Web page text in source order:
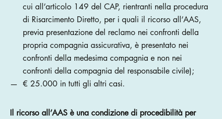
cui all’articolo 149 del CAP, rientranti nella procedura
di Risarcimento Diretto, per i quali il ricorso all’AAS,
previa presentazione del reclamo nei confronti della
propria compagnia assicurativa, è presentato nei
confronti della medesima compagnia e non nei
confronti della compagnia del responsabile civile);
€ 25.000 in tutti gli altri casi.
Il ricorso all’AAS è una condizione di procedibilità per